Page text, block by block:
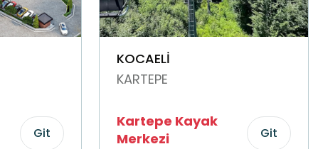
Git
KOCAELİ
KARTEPE
Kartepe Kayak
Merkezi
Git